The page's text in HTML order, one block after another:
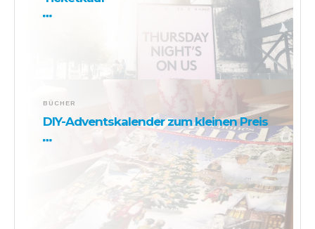
BÜCHER
DIY-Adventskalender zum kleinen Preis